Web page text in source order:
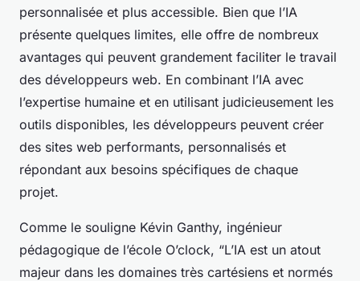
personnalisée et plus accessible. Bien que l’IA
présente quelques limites, elle offre de nombreux
avantages qui peuvent grandement faciliter le travail
des développeurs web. En combinant l’IA avec
l’expertise humaine et en utilisant judicieusement les
outils disponibles, les développeurs peuvent créer
des sites web performants, personnalisés et
répondant aux besoins spécifiques de chaque
projet.
Comme le souligne Kévin Ganthy, ingénieur
pédagogique de l’école O’clock, “L’IA est un atout
majeur dans les domaines très cartésiens et normés